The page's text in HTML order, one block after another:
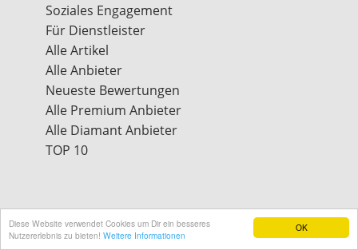
OK
Diese Website verwendet Cookies um Dir ein besseres
Nutzererlebnis zu bieten! Weitere Informationen
Soziales Engagement
Für Dienstleister
Alle Artikel
Alle Anbieter
Neueste Bewertungen
Alle Premium Anbieter
Alle Diamant Anbieter
TOP 10